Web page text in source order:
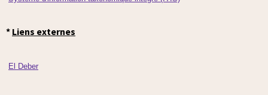
* Liens externes
El Deber